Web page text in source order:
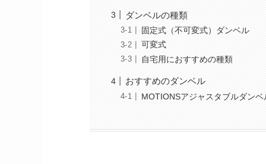
ダンベルの種類
固定式（不可変式）ダンベル
可変式
自宅用におすすめの種類
おすすめのダンベル
MOTIONSアジャスタブルダンベ